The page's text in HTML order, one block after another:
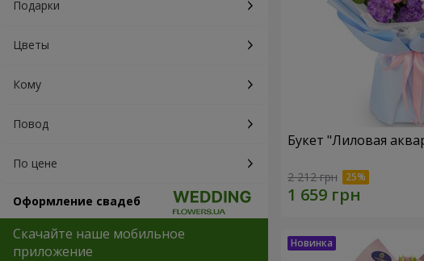
Подарки
Цветы
Кому
Повод
По цене
Оформление свадеб
Скачайте наше мобильное
приложение
Букет "Лиловая
2 212 грн